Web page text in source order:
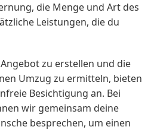
die Menge und Art des
Leistungen, die du
zu erstellen und die
Umzug zu ermitteln, bieten
Besichtigung an. Bei
wir gemeinsam deine
besprechen, um einen